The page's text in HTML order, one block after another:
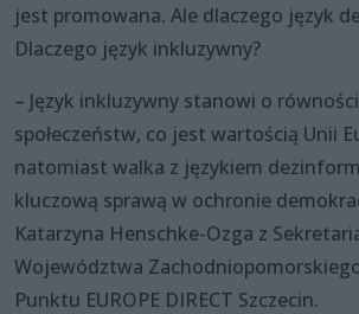
jest promowana. Ale dlaczego język
Dlaczego język inkluzywny?
– Język inkluzywny stanowi o
społeczeństw, co jest wartością Unii
natomiast walka z językiem
kluczową sprawą w ochronie
Katarzyna Henschke-Ozga z
Województwa
Punktu EUROPE DIRECT Szczecin.